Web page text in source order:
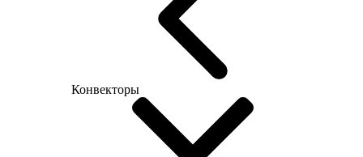
Конвекторы